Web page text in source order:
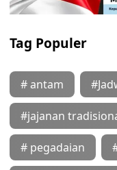
Tag Populer
# antam
#jajanan
# pegadaian